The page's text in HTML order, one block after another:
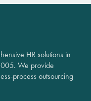
HR solutions in
We provide
process outsourcing